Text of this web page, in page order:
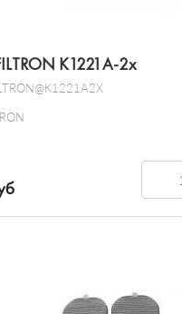
K1221A-2x